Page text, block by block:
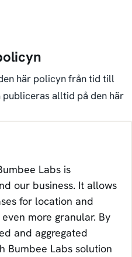
här policyn från tid till
publiceras alltid på den här
Labs is
our business. It allows
for location and
more granular. By
and aggregated
Bumbee Labs solution